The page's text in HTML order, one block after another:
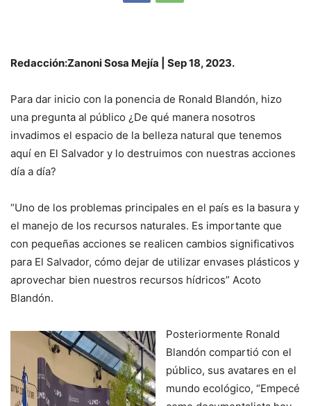
Redacción:Zanoni Sosa Mejía | Sep 18, 2023.
Para dar inicio con la ponencia de Ronald Blandón, hizo
una pregunta al público ¿De qué manera nosotros
invadimos el espacio de la belleza natural que tenemos
aquí en El Salvador y lo destruimos con nuestras acciones
día a día?
“Uno de los problemas principales en el país es la basura y
el manejo de los recursos naturales. Es importante que
con pequeñas acciones se realicen cambios significativos
para El Salvador, cómo dejar de utilizar envases plásticos y
aprovechar bien nuestros recursos hídricos” Acoto
Blandón.
Posteriormente Ronald
Blandón compartió con el
público, sus avatares en el
mundo ecológico, “Empecé